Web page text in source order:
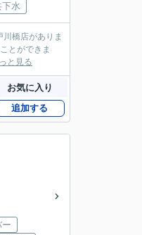
水
橋店がありま
とができま
と見る
お気に入り
追加する